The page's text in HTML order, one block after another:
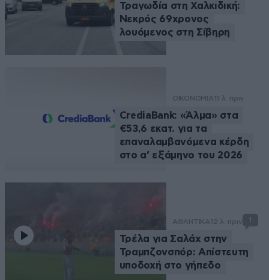
Τραγωδία στη Χαλκιδική:
Νεκρός 69χρονος
λουόμενος στη Σίβηρη
ΟΙΚΟΝΟΜΙΑ 11 λ. πριν
CrediaBank: «Άλμα» στα
€53,6 εκατ. για τα
επαναλαμβανόμενα κέρδη
στο α’ εξάμηνο του 2026
ΑΘΛΗΤΙΚΑ 12 λ. πριν 1
Τρέλα για Σαλάχ στην
Τραμπζονσπόρ: Απίστευτη
υποδοχή στο γήπεδο